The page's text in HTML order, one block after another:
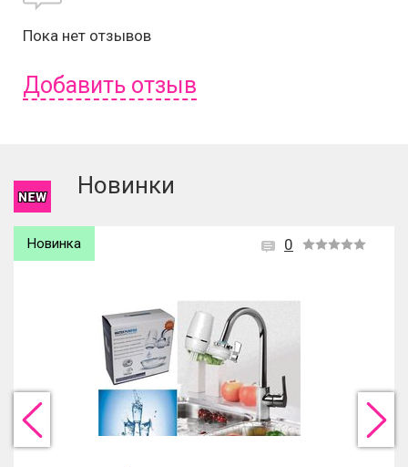
Пока нет отзывов
Добавить отзыв
Новинки
0
Новинка